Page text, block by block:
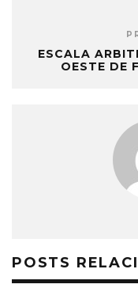
ESCALA
OESTE DE
POSTS